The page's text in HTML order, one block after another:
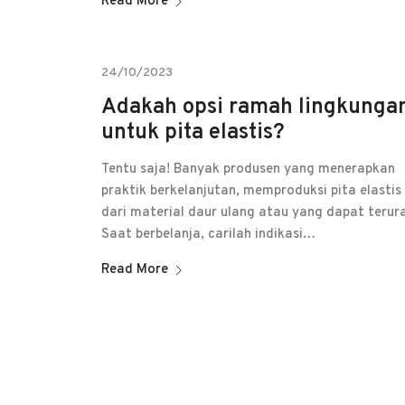
24/10/2023
Adakah opsi ramah
untuk pita elastis?
Tentu saja! Banyak produsen yang menerapkan
praktik berkelanjutan, memproduksi pita elastis
dari material daur ulang atau yang dapat
Saat berbelanja, carilah indikasi…
Read More